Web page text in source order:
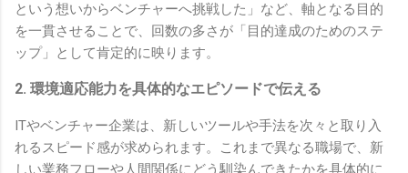
という想いからベンチャーへ挑戦した」など、軸となる目的
を一貫させることで、回数の多さが「目的達成のためのステ
ップ」として肯定的に映ります。
2. 環境適応能力を具体的なエピソードで伝える
ITやベンチャー企業は、新しいツールや手法を次々と取り入
れるスピード感が求められます。これまで異なる職場で、新
しい業務フローや人間関係にどう馴染んできたかを具体的に